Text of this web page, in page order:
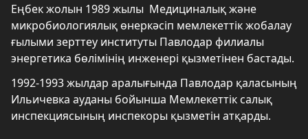
Еңбек жолын 1989 жылы Медициналық және
микробиологиялық өнеркәсіп мемлекеттік жобалау
ғылыми зерттеу институты Павлодар филиалы
энергетика бөлімінің инженері қызметінен бастады.
1992-1993 жылдар аралығында Павлодар қаласының
Ильичевка ауданы бойынша Мемлекеттік салық
инспекциясының инспекоры қызметін атқарды.